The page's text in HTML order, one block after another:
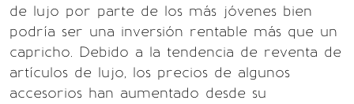
de lujo por parte de los más jóvenes bien
podría ser una inversión rentable más que un
capricho. Debido a la tendencia de reventa de
artículos de lujo, los precios de algunos
accesorios han aumentado desde su